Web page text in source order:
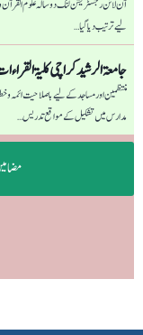
آن لائن رجسٹریشن لنک دو سالہ علوم القرآن
لیے ترتیب دیا گیا…
جامعۃ الرشید کراچی كليۃ
منتظمین اور مساجد کے لیے باصلاحیت ائمہ و
مدارس میں تشکیل کے مواقع تدریس…